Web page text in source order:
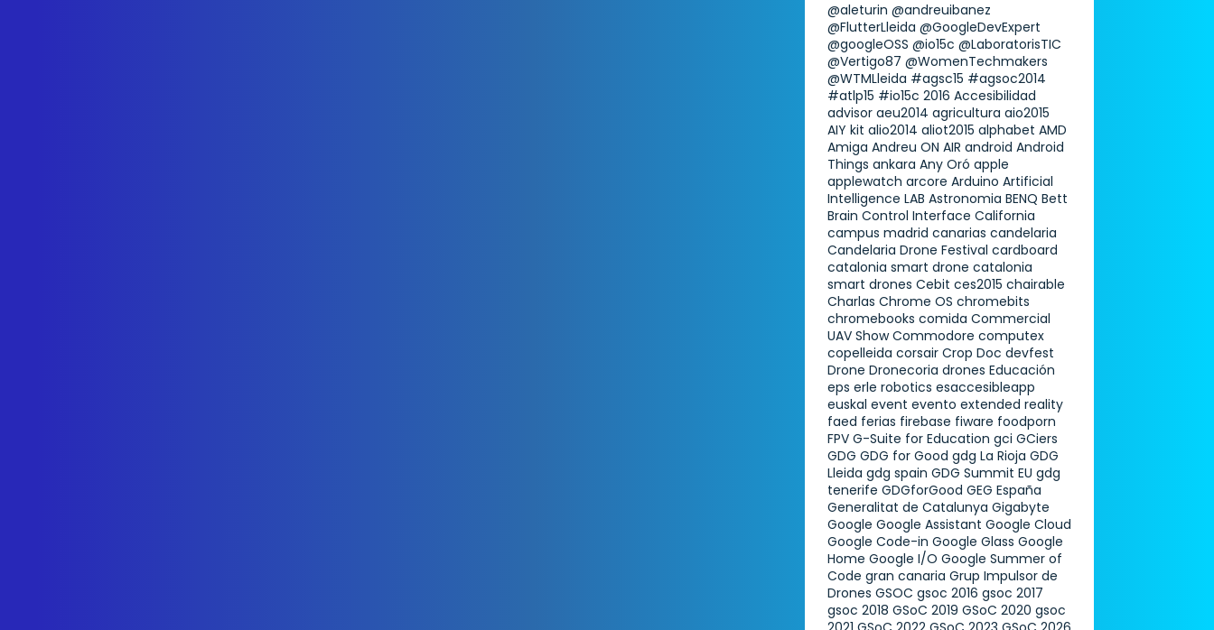
@aleturin @andreuibanez
@FlutterLleida @GoogleDevExpert
@googleOSS @io15c @LaboratorisTIC
@Vertigo87 @WomenTechmakers
@WTMLleida #agsc15 #agsoc2014
#atlp15 #io15c 2016 Accesibilidad
advisor aeu2014 agricultura aio2015
AIY kit alio2014 aliot2015 alphabet AMD
Amiga Andreu ON AIR android Android
Things ankara Any Oró apple
applewatch arcore Arduino Artificial
Intelligence LAB Astronomia BENQ Bett
Brain Control Interface California
campus madrid canarias candelaria
Candelaria Drone Festival cardboard
catalonia smart drone catalonia
smart drones Cebit ces2015 chairable
Charlas Chrome OS chromebits
chromebooks comida Commercial
UAV Show Commodore computex
copelleida corsair Crop Doc devfest
Drone Dronecoria drones Educación
eps erle robotics esaccesibleapp
euskal event evento extended reality
faed ferias firebase fiware foodporn
FPV G-Suite for Education gci GCiers
GDG GDG for Good gdg La Rioja GDG
Lleida gdg spain GDG Summit EU gdg
tenerife GDGforGood GEG España
Generalitat de Catalunya Gigabyte
Google Google Assistant Google Cloud
Google Code-in Google Glass Google
Home Google I/O Google Summer of
Code gran canaria Grup Impulsor de
Drones GSOC gsoc 2016 gsoc 2017
gsoc 2018 GSoC 2019 GSoC 2020 gsoc